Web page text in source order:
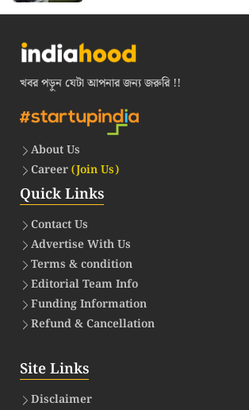
খবর পড়ুন যেটা আপনার জন্য জরুরি !!
About Us
Career(Join Us)
Quick Links
Contact Us
Advertise With Us
Terms & condition
Editorial Team Info
Funding Information
Refund & Cancellation
Site Links
Disclaimer